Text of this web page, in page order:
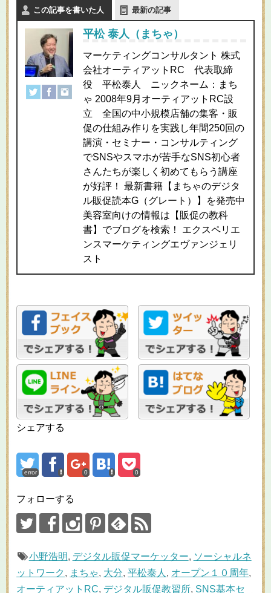
この記事を書いた人 最新の記事
平松 泰人（まちゃ）
マーケティングコンサルタント 株式
会社オーティアットRC 代表取締
役 平松泰人 ニックネーム：まち
ゃ 2008年9月オーティアットRC設
立 全国の中小規模店舗の集客・販
促の仕組み作りを実践し年間250回の
講演・セミナー・コンサルティング
でSNSやスマホが苦手なSNS初心者
さんたちが楽しく初めてもらう講座
が好評！ 最新書籍【まちゃのデジタ
ル販促読本G（グレート）】を発売中
美容室向けの情報は【販促の教科
書】でブログを検索！ エクスペリエ
ンスマーケティングエヴァンジェリ
スト
シェアする
error 0 0
フォローする
小野浩明, デジタル販促マーケッター, ソーシャルネ
ットワーク , まちゃ, 大分,平松泰人 , オープン１０周年,
オーティアットRC, デジタル販促教習所, SNS基本セ